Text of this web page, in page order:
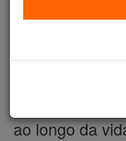
reinou
Joás fez o
ao longo da